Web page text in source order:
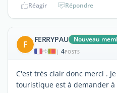
Réagir Répondre
F FERRYPAU Nouveau
| 4POSTS
C'est très clair donc merci .
touristique est à demander à